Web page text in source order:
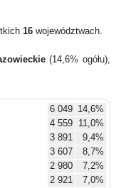
16 województwach.
(14,6% ogółu),
6 049 14,6%
4 559 11,0%
3 891
9,4%
3 607
8,7%
2 980
7,2%
2 921
7,0%